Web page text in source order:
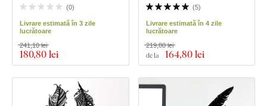
(0)
Livrare estimată în 3 zile
lucrătoare
180,80 lei
241,10 lei
(5)
Livrare estimată în 4 zile
lucrătoare
de la 164,80 lei
219,80 lei